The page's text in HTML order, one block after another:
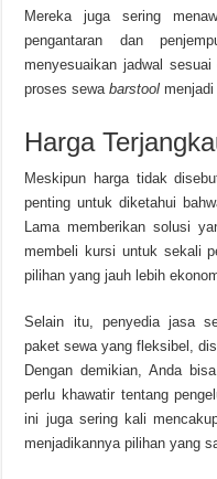
Mereka juga sering
pengantaran dan
menyesuaikan jadwal
proses sewabarstool menjadi
Harga
Meskipun harga tidak
penting untuk diketahui
Lama memberikan solusi
membeli kursi untuk sekali
pilihan yang jauh lebih
Selain itu, penyedia jasa
paket sewa yang fleksibel,
Dengan demikian, Anda
perlu khawatir tentang
ini juga sering kali
menjadikannya pilihan yang